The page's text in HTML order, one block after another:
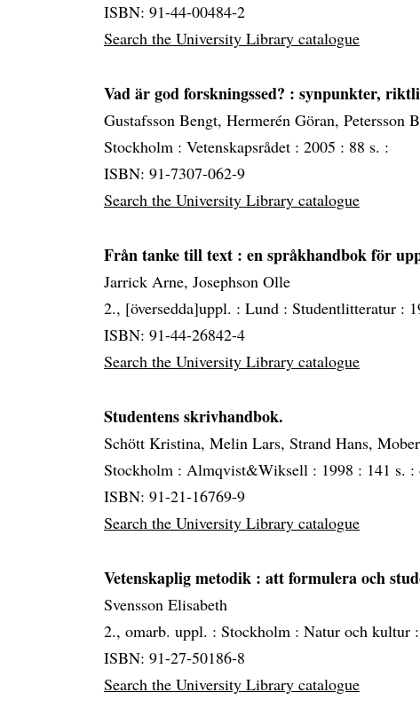
ISBN: 91-44-00484-2
Search the University Library catalogue
Vad är god forskningssed? : synpunkter,
Gustafsson Bengt, Hermerén Göran, Petersson
Stockholm : Vetenskapsrådet : 2005 : 88 s. :
ISBN: 91-7307-062-9
Search the University Library catalogue
Från tanke till text : en språkhandbok för
Jarrick Arne, Josephson Olle
2., [översedda]uppl. : Lund : Studentlitteratur :
ISBN: 91-44-26842-4
Search the University Library catalogue
Studentens skrivhandbok.
Schött Kristina, Melin Lars, Strand Hans,
Stockholm : Almqvist&Wiksell : 1998 : 141 s.
ISBN: 91-21-16769-9
Search the University Library catalogue
Vetenskaplig metodik : att formulera och
Svensson Elisabeth
2., omarb. uppl. : Stockholm : Natur och kultur :
ISBN: 91-27-50186-8
Search the University Library catalogue